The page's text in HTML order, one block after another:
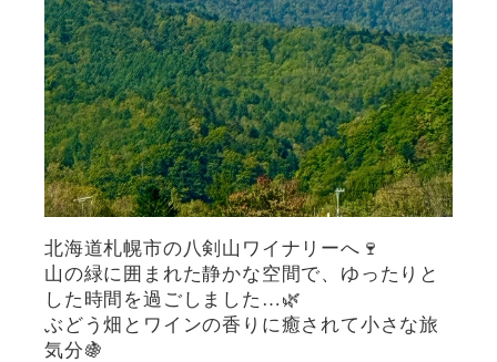
北海道札幌市の八剣山ワイナリーへ🍷
山の緑に囲まれた静かな空間で、ゆったりと
した時間を過ごしました…🌿
ぶどう畑とワインの香りに癒されて小さな旅
気分🍇